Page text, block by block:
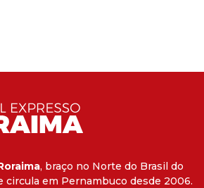
, braço no Norte do Brasil do
circula em Pernambuco desde 2006.